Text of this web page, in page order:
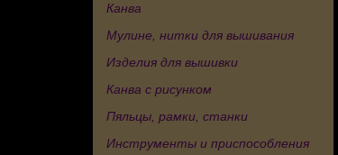
Канва
Мулине, нитки для вышивания
Изделия для вышивки
Канва с рисунком
Пяльцы, рамки, станки
Инструменты и приспособления